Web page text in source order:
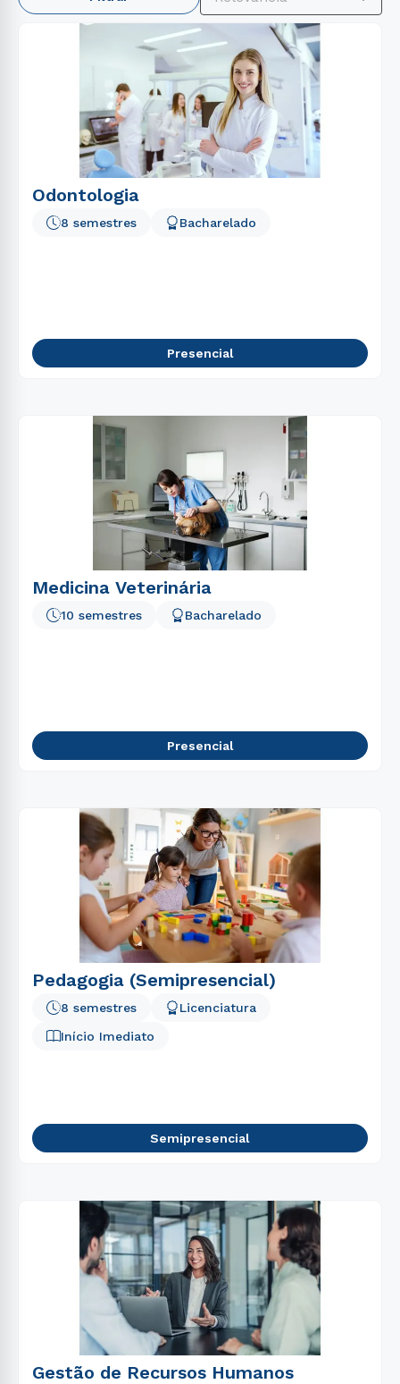
Odontologia
Bacharelado
8 semestres
Presencial
Medicina Veterinária
Bacharelado
10 semestres
Presencial
Pedagogia (Semipresencial)
8 semestres
Licenciatura
Início Imediato
Semipresencial
Gestão de Recursos Humanos
2
engenharia
enfermagem
4
direito
5º
gestão
6º
pedagogia
8º
biomedicina